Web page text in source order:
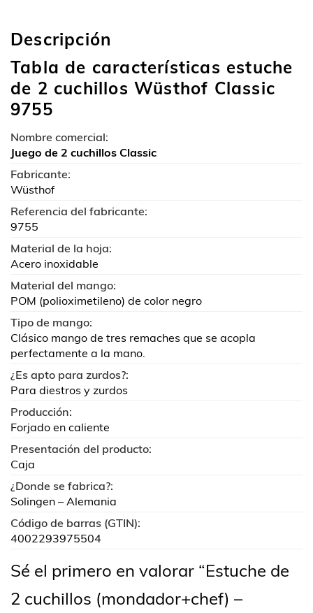
Descripción
Tabla de características estuche
de 2 cuchillos Wüsthof Classic
9755
Nombre comercial:
Juego de 2 cuchillos Classic
Fabricante:
Wüsthof
Referencia del fabricante:
9755
Material de la hoja:
Acero inoxidable
Material del mango:
POM (polioximetileno) de color negro
Tipo de mango:
Clásico mango de tres remaches que se acopla
perfectamente a la mano.
¿Es apto para zurdos?:
Para diestros y zurdos
Producción:
Forjado en caliente
Presentación del producto:
Caja
¿Donde se fabrica?:
Solingen – Alemania
Código de barras (GTIN):
4002293975504
Sé el primero en valorar “Estuche de
2 cuchillos (mondador+chef) –